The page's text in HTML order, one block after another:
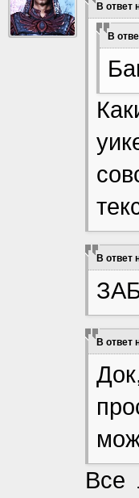
В ответ
В
В ответ
В ответ
Все